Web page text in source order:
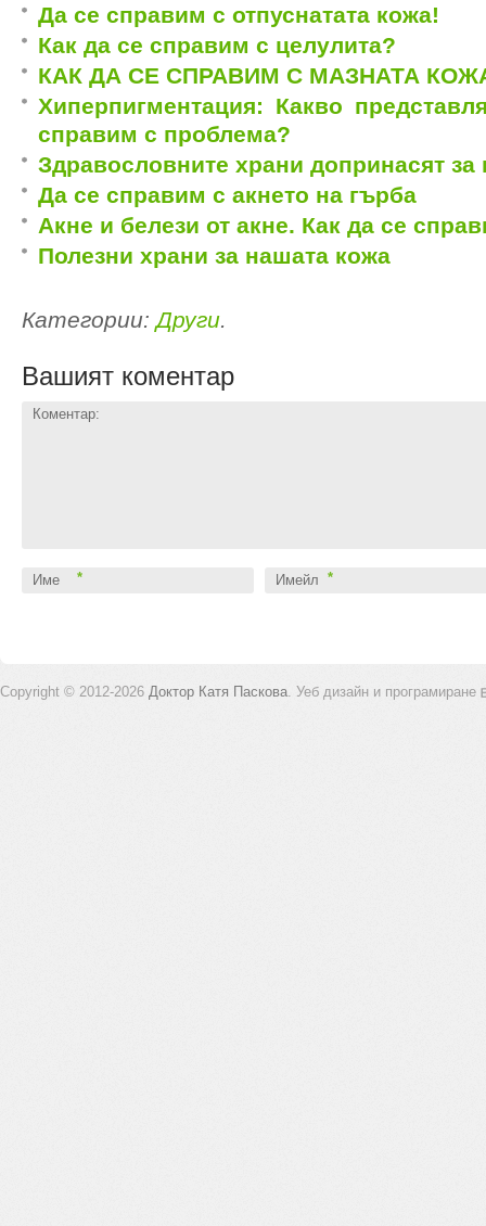
Да се справим с отпуснатата кожа!
Как да се справим с целулита?
КАК ДА СЕ СПРАВИМ С МАЗНАТА
Хиперпигментация: Какво
справим с проблема?
Здравословните храни допринасят за
Да се справим с акнето на гърба
Акне и белези от акне. Как да се
Полезни храни за нашата кожа
Категории:Други.
Вашият коментар
Коментар:
Име * Имейл *
Copyright © 2012-2026 Доктор Катя Паскова Уеб дизайн и програмиране